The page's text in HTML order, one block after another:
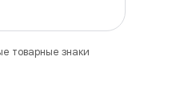
товарные знаки